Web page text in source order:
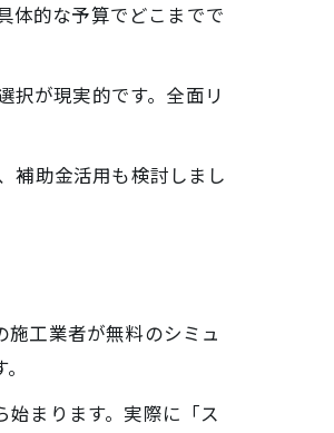
体的な予算でどこまでで
択が現実的です。全面リ
補助金活用も検討しまし
工業者が無料のシミュ
まります。実際に「ス